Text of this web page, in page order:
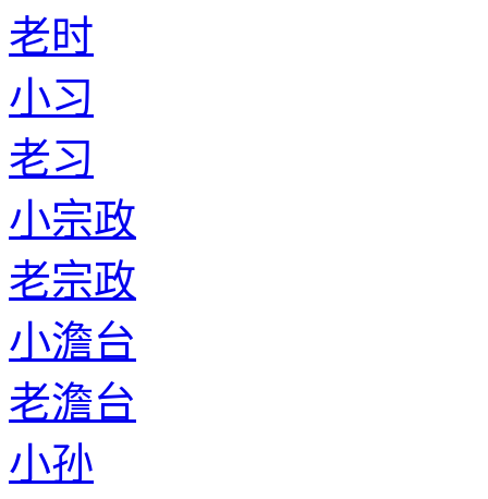
老时
小习
老习
小宗政
老宗政
小澹台
老澹台
小孙